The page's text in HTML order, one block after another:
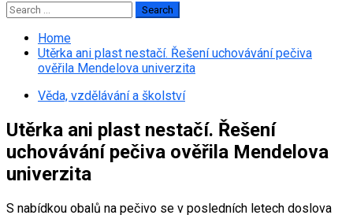
Search
for:
Home
Utěrka ani plast nestačí. Řešení uchovávání pečiva
ověřila Mendelova univerzita
Věda, vzdělávání a školství
Utěrka ani plast nestačí. Řešení
uchovávání pečiva ověřila Mendelova
univerzita
S nabídkou obalů na pečivo se v posledních letech doslova